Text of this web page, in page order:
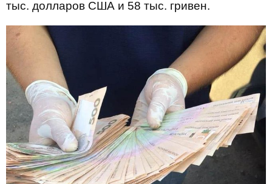
тыс. долларов США и 58 тыс. гривен.